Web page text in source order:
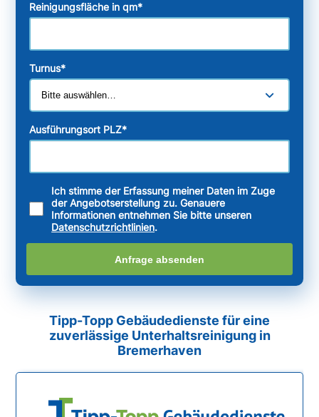
Reinigungsfläche in qm*
Turnus*
Ausführungsort PLZ*
Ich stimme der Erfassung meiner Daten im Zuge
der Angebotserstellung zu. Genauere
Informationen entnehmen Sie bitte unseren
Datenschutzrichtlinien.
Anfrage absenden
Tipp-Topp Gebäudedienste für eine
zuverlässige Unterhaltsreinigung in
Bremerhaven